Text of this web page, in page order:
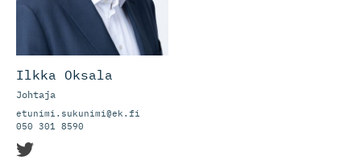
Ilkka Oksala
Johtaja
etunimi.sukunimi@ek.fi
050 301 8590